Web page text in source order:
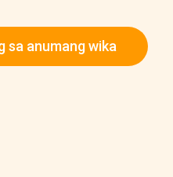
sa anumang wika